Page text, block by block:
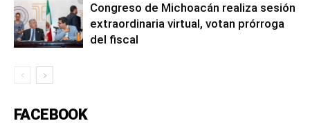
Congreso de Michoacán realiza sesión
extraordinaria virtual, votan prórroga
del fiscal
FACEBOOK